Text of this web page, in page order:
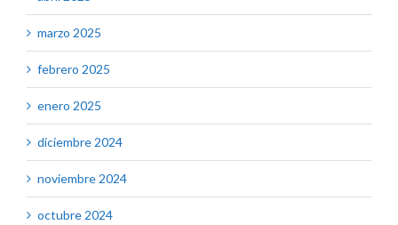
marzo 2025
febrero 2025
enero 2025
diciembre 2024
noviembre 2024
octubre 2024